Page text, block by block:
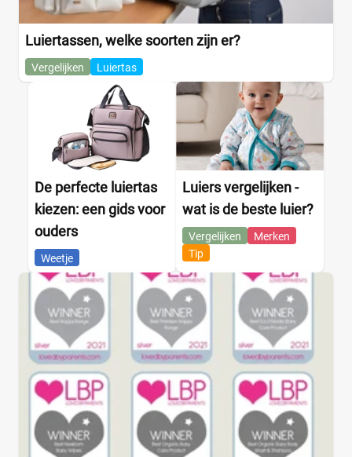
Luiertassen, welke soorten zijn er?
Vergelijken Luiertas
De perfecte luiertas
kiezen: een gids voor
ouders
Weetje
Luiers vergelijken -
wat is de beste luier?
Vergelijken
Merken
Tip